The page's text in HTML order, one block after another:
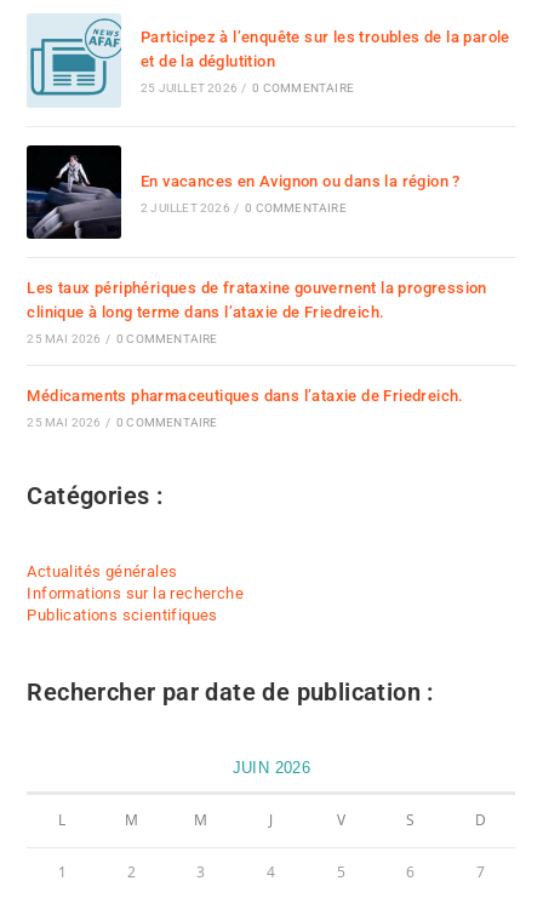
Participez à l’enquête sur les troubles de la parole
et de la déglutition
25 JUILLET 2026 / 0 COMMENTAIRE
En vacances en Avignon ou dans la région ?
2 JUILLET 2026 / 0 COMMENTAIRE
Les taux périphériques de frataxine gouvernent la progression
clinique à long terme dans l’ataxie de Friedreich.
25 MAI 2026 / 0 COMMENTAIRE
Médicaments pharmaceutiques dans l’ataxie de Friedreich.
25 MAI 2026 / 0 COMMENTAIRE
Catégories :
Actualités générales
Informations sur la recherche
Publications scientifiques
Rechercher par date de publication :
JUIN 2026
L M M J V S D
1 2 3 4 5 6 7